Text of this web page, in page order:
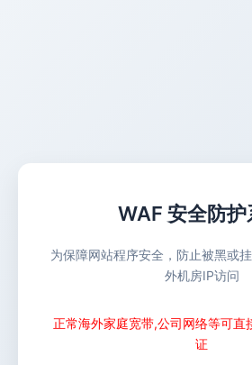
WAF 安全防护
为保障网站程序安全，防止被黑或
外机房IP访问
正常海外家庭宽带,公司网络等可直
证